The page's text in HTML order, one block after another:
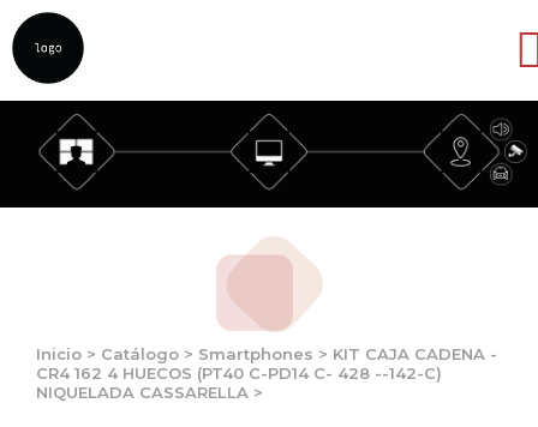
Inicio > Catálogo > Smartphones > KIT CAJA CADENA -
CR4 162 4 HUECOS (PT40 C-PD14 C- 428 --142-C)
NIQUELADA CASSARELLA >